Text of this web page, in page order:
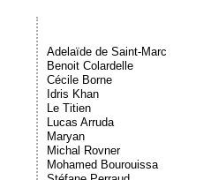
Adelaïde de Saint-Marc
Benoit Colardelle
Cécile Borne
Idris Khan
Le Titien
Lucas Arruda
Maryan
Michal Rovner
Mohamed Bourouissa